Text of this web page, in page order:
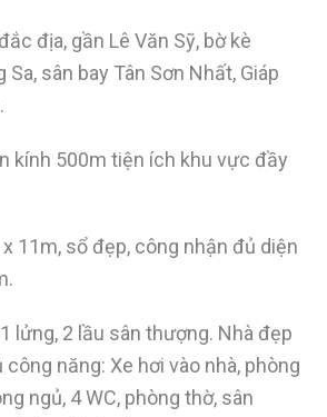
địa, gần Lê Văn Sỹ, bờ kè
Sa, sân bay Tân Sơn Nhất, Giáp
kính 500m tiện ích khu vực đầy
11m, sổ đẹp, công nhận đủ diện
lửng, 2 lầu sân thượng. Nhà đẹp
năng: Xe hơi vào nhà, phòng
ngủ, 4 WC, phòng thờ, sân